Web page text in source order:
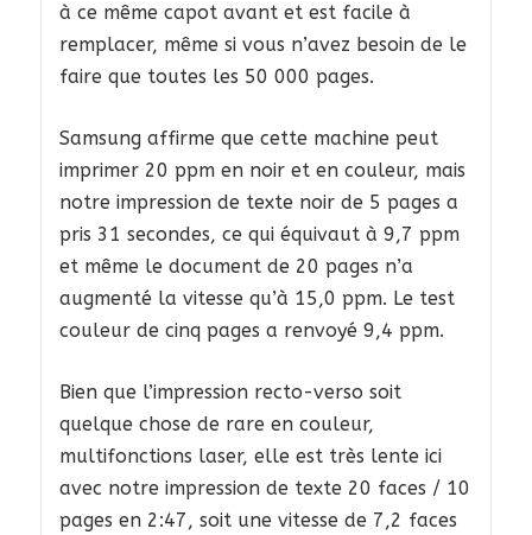
à ce même capot avant et est facile à
remplacer, même si vous n’avez besoin de le
faire que toutes les 50 000 pages.
Samsung affirme que cette machine peut
imprimer 20 ppm en noir et en couleur, mais
notre impression de texte noir de 5 pages a
pris 31 secondes, ce qui équivaut à 9,7 ppm
et même le document de 20 pages n’a
augmenté la vitesse qu’à 15,0 ppm. Le test
couleur de cinq pages a renvoyé 9,4 ppm.
Bien que l’impression recto-verso soit
quelque chose de rare en couleur,
multifonctions laser, elle est très lente ici
avec notre impression de texte 20 faces / 10
pages en 2:47, soit une vitesse de 7,2 faces